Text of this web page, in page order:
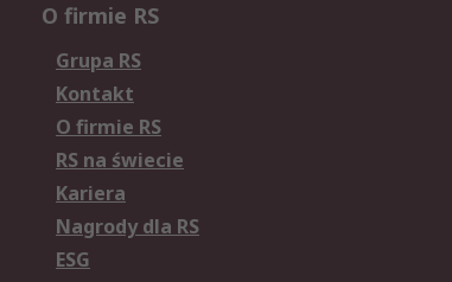
O firmie RS
Grupa RS
Kontakt
O firmie RS
RS na świecie
Kariera
Nagrody dla RS
ESG